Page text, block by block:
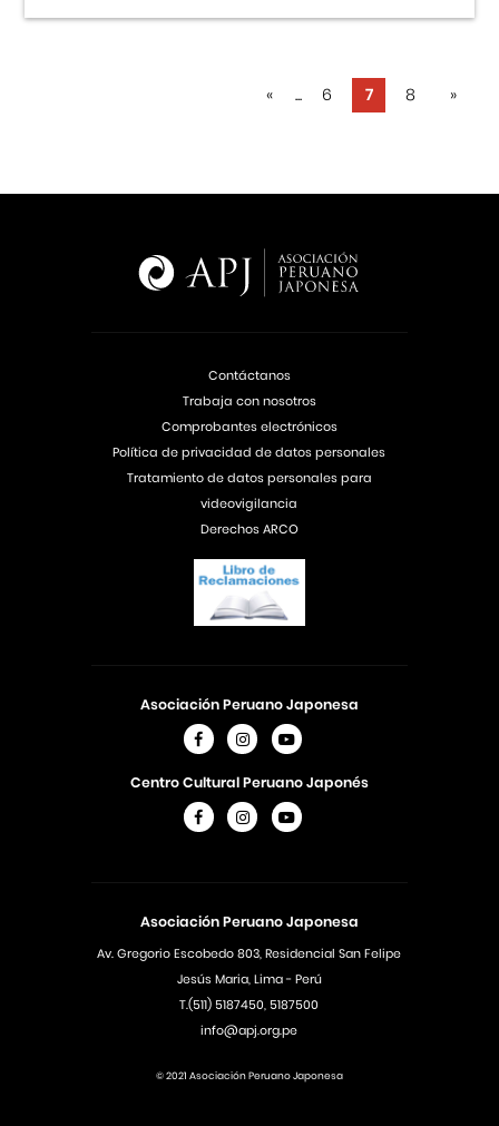
« ... 6 7 8 »
Asociación Peruano Japonesa
Av. Gregorio Escobedo 803, Residencial San Felipe
Jesús Maria, Lima - Perú
T.(511) 5187450, 5187500
info@apj.org.pe
Asociación Peruano Japonesa
Centro Cultural Peruano Japonés
Contáctanos
Trabaja con nosotros
Comprobantes electrónicos
Política de privacidad de datos personales
Tratamiento de datos personales para
videovigilancia
Derechos ARCO
© 2021 Asociación Peruano Japonesa